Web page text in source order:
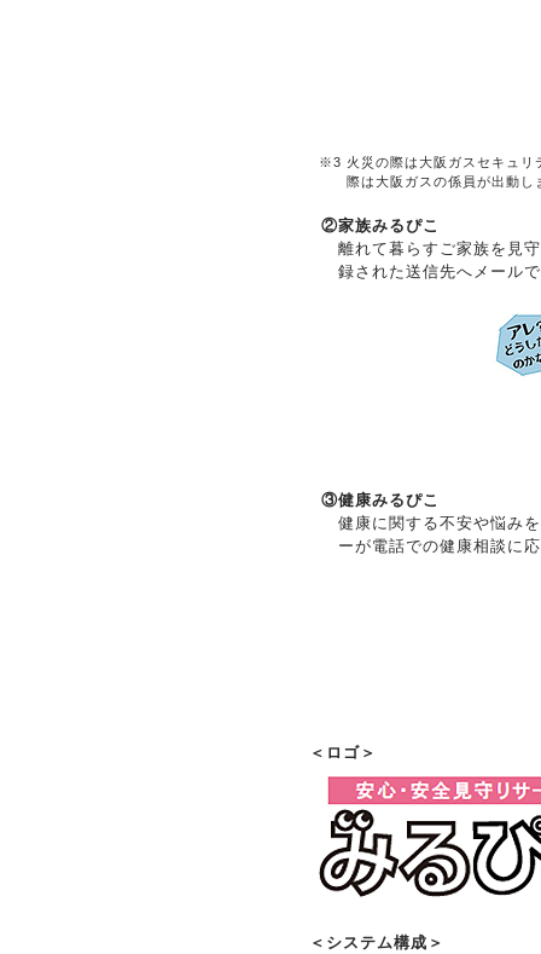
※3 火災の際は大阪ガスセキュ
際は大阪ガスの係員が出動し
②家族みるぴこ
離れて暮らすご家族を見
録された送信先へメール
③健康みるぴこ
健康に関する不安や悩み
ーが電話での健康相談に
＜ロゴ＞
＜システム構成＞